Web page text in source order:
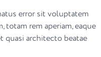
error sit voluptatem
rem aperiam, eaque
quasi architecto beatae